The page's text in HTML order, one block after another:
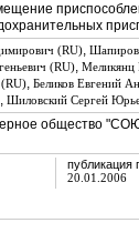
(RU),
(RU), Меликянц
(RU), Беликов Евгений
, Шиловский Сергей
общество
публикация
20.01.2006